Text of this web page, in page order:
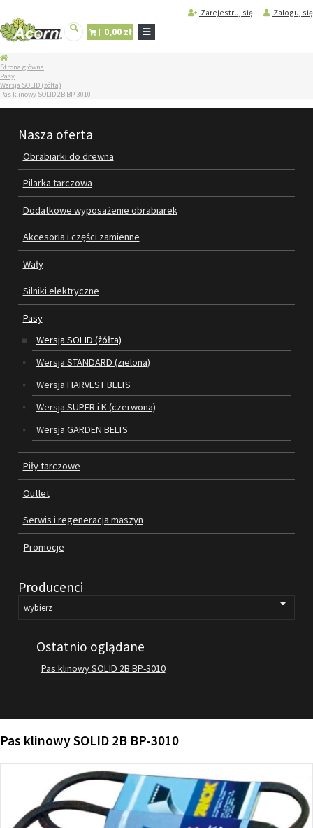
Zarejestruj się Zaloguj się
0,00 zł
STRONA
GŁÓWNA
SERWIS
MASZYN
OBRABIARKI DO DREWNA
DODATKOWE WYPOSAŻENIE
OBRABIAREK
AKCESORIA I CZĘŚCI ZAMIENNE
WAŁY
SILNIKI ELEKTRYCZNE
PIŁY TARCZOWE
OUTLET
SERWIS I REGENERACJA MASZYN
PROMOCJE
REGULAMIN
KATALOGI
OBRABIARKI DO DREWNA
SILNIKI ELEKTRYCZNE
KONTAKT
Strona główna
Pasy
Wersja SOLID (żółta)
Pas klinowy SOLID 2B BP-3010
Nasza oferta
Obrabiarki do drewna
Pilarka tarczowa
Dodatkowe wyposażenie obrabiarek
Akcesoria i części zamienne
Wały
Silniki elektryczne
Pasy
Wersja SOLID (żółta)
Wersja STANDARD (zielona)
Wersja HARVEST BELTS
Wersja SUPER i K (czerwona)
Wersja GARDEN BELTS
Piły tarczowe
Outlet
Serwis i regeneracja maszyn
Promocje
Producenci
Ostatnio oglądane
Pas klinowy SOLID 2B BP-3010
Pas klinowy SOLID 2B BP-3010